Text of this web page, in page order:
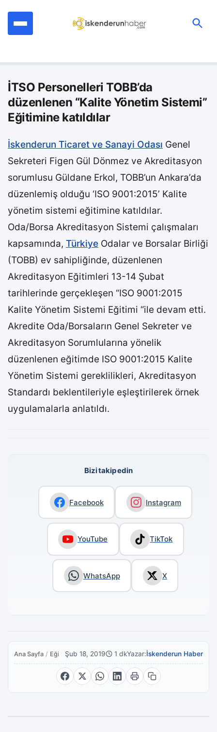
İTSO Personelleri TOBB’da
düzenlenen “Kalite Yönetim Sistemi”
Eğitimine katıldılar
İskenderun Ticaret ve Sanayi Odası Genel
Sekreteri Figen Gül Dönmez ve Akreditasyon
sorumlusu Güldane Erkol, TOBB’un Ankara’da
düzenlemiş olduğu ‘ISO 9001:2015’ Kalite
yönetim sistemi eğitimine katıldılar.
Oda/Borsa Akreditasyon Sistemi çalışmaları
kapsamında, Türkiye Odalar ve Borsalar Birliği
(TOBB) ev sahipliğinde, düzenlenen
Akreditasyon Eğitimleri 13-14 Şubat
tarihlerinde gerçekleşen “ISO 9001:2015
Kalite Yönetim Sistemi Eğitimi “ile devam etti.
Akredite Oda/Borsaların Genel Sekreter ve
Akreditasyon Sorumlularına yönelik
düzenlenen eğitimde ISO 9001:2015 Kalite
Yönetim Sistemi gereklilikleri, Akreditasyon
Standardı beklentileriyle eşleştirilerek örnek
uygulamalarla anlatıldı.
Bizi takip edin
Facebook Instagram
YouTube TikTok
WhatsApp X
Ana Sayfa / EğitimŞub 18, 2019 1 dkYazar:İskenderun Haber